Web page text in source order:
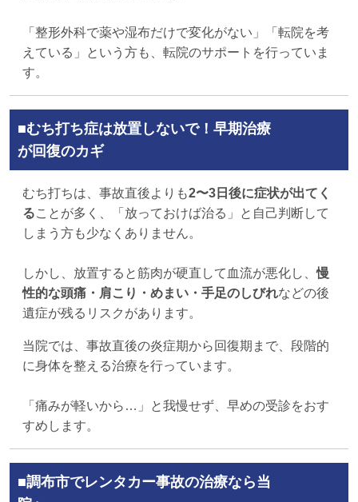
「整形外科で薬や湿布だけで変化がない」「転院を考
えている」という方も、転院のサポートを行っていま
す。
■むち打ち症は放置しないで！早期治療
が回復のカギ
むち打ちは、事故直後よりも2〜3日後に症状が出てく
ることが多く、「放っておけば治る」と自己判断して
しまう方も少なくありません。
しかし、放置すると筋肉が硬直して血流が悪化し、慢
性的な頭痛・肩こり・めまい・手足のしびれなどの後
遺症が残るリスクがあります。
当院では、事故直後の炎症期から回復期まで、段階的
に身体を整える治療を行っています。
「痛みが軽いから…」と我慢せず、早めの受診をおす
すめします。
■調布市でレンタカー事故の治療なら当